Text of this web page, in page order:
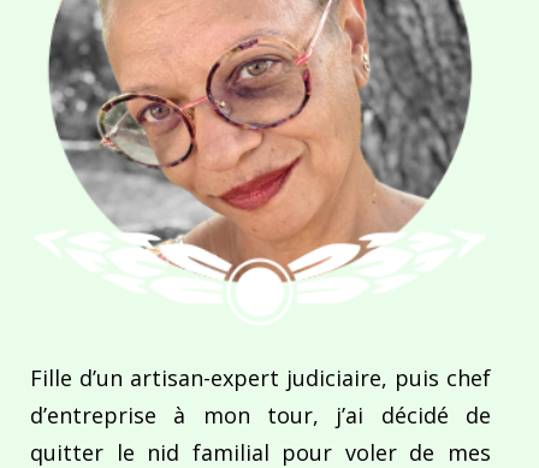
Fille d’un artisan-expert judiciaire, puis chef
d’entreprise à mon tour, j’ai décidé de
quitter le nid familial pour voler de mes